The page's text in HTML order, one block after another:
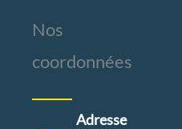
Nos
coordonnées
Adresse